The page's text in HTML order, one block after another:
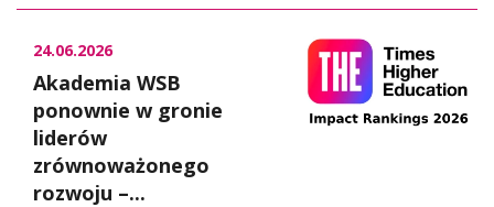
24.06.2026
Akademia WSB
ponownie w gronie
liderów
zrównoważonego
rozwoju –...